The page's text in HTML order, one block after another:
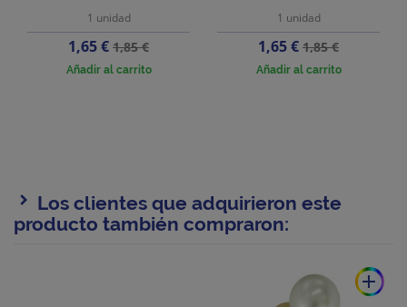
1 unidad
Precio
1,65 €Precio
base
1,85 €
Añadir al carrito
1 unidad
Precio
1,65 €Precio
base
1,85 €
Añadir al carrito
Los clientes que adquirieron este
producto también compraron:
add